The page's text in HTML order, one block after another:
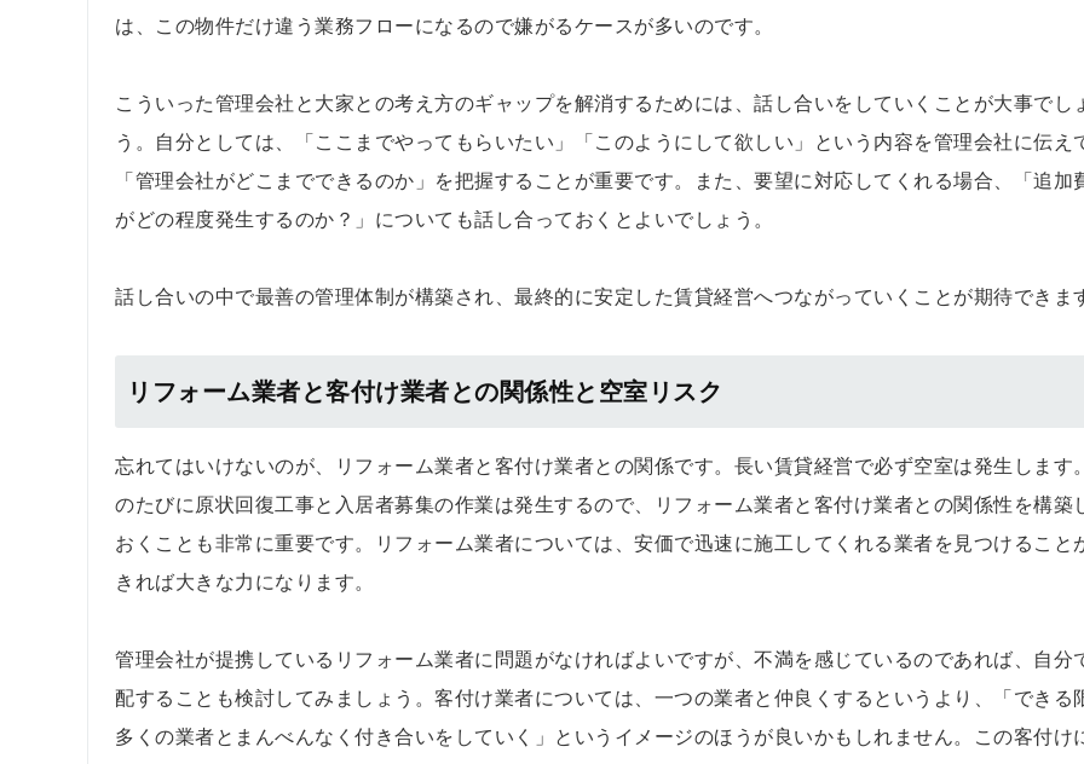
は、この物件だけ違う業務フローになるので嫌がるケースが多いのです。
こういった管理会社と大家との考え方のギャップを解消するためには、話し合いをしていくことが大事でし
う。自分としては、「ここまでやってもらいたい」「このようにして欲しい」という内容を管理会社に伝え
「管理会社がどこまでできるのか」を把握することが重要です。また、要望に対応してくれる場合、「追加
がどの程度発生するのか？」についても話し合っておくとよいでしょう。
話し合いの中で最善の管理体制が構築され、最終的に安定した賃貸経営へつながっていくことが期待できま
リフォーム業者と客付け業者との関係性と空室リスク
忘れてはいけないのが、リフォーム業者と客付け業者との関係です。長い賃貸経営で必ず空室は発生します
のたびに原状回復工事と入居者募集の作業は発生するので、リフォーム業者と客付け業者との関係性を構築
おくことも非常に重要です。リフォーム業者については、安価で迅速に施工してくれる業者を見つけること
きれば大きな力になります。
管理会社が提携しているリフォーム業者に問題がなければよいですが、不満を感じているのであれば、自分
配することも検討してみましょう。客付け業者については、一つの業者と仲良くするというより、「できる
多くの業者とまんべんなく付き合いをしていく」というイメージのほうが良いかもしれません。この客付け